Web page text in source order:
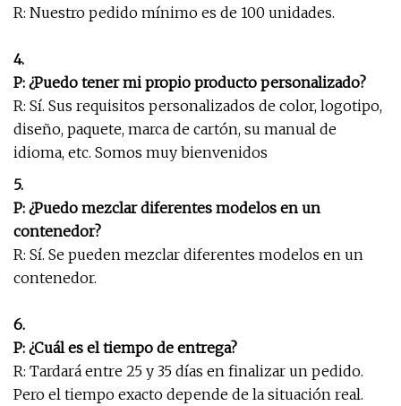
R: Nuestro pedido mínimo es de 100 unidades.
4.
P: ¿Puedo tener mi propio producto personalizado?
R: Sí. Sus requisitos personalizados de color, logotipo,
diseño, paquete, marca de cartón, su manual de
idioma, etc. Somos muy bienvenidos
5.
P: ¿Puedo mezclar diferentes modelos en un
contenedor?
R: Sí. Se pueden mezclar diferentes modelos en un
contenedor.
6.
P: ¿Cuál es el tiempo de entrega?
R: Tardará entre 25 y 35 días en finalizar un pedido.
Pero el tiempo exacto depende de la situación real.